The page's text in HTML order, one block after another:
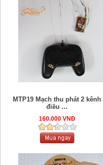
MTP19 Mạch thu phát 2 kênh
điều ...
160.000 VNĐ